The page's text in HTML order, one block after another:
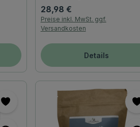
Regulärer Preis:
28,98 €
Preise inkl. MwSt. ggf.
Versandkosten
Details